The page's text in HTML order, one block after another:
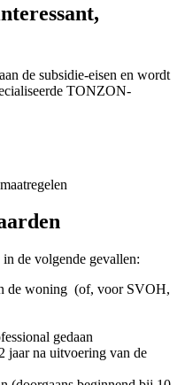
de subsidie-eisen en wordt
TONZON-
de volgende gevallen:
de woning (of, voor SVOH,
gedaan
jaar na uitvoering van de